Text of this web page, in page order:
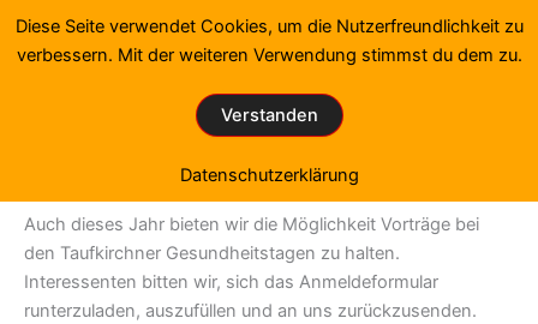
Vorträge bei den Taufkirchner Gesundheitstagen
Hier finden Sie hier die Anmeldeformulare für Referenten
Auch dieses Jahr bieten wir die Möglichkeit Vorträge bei
den Taufkirchner Gesundheitstagen zu halten.
Interessenten bitten wir, sich das Anmeldeformular
runterzuladen, auszufüllen und an uns zurückzusenden.
Diese Seite verwendet Cookies, um die Nutzerfreundlichkeit zu
verbessern. Mit der weiteren Verwendung stimmst du dem zu.
Verstanden
Datenschutzerklärung